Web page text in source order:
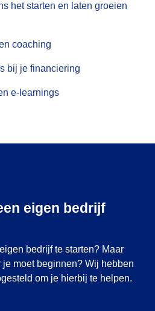
het starten en laten groeien
coaching
bij je financiering
e-learnings
eigen bedrijf
bedrijf te starten? Maar
moet beginnen? Wij hebben
om je hierbij te helpen.